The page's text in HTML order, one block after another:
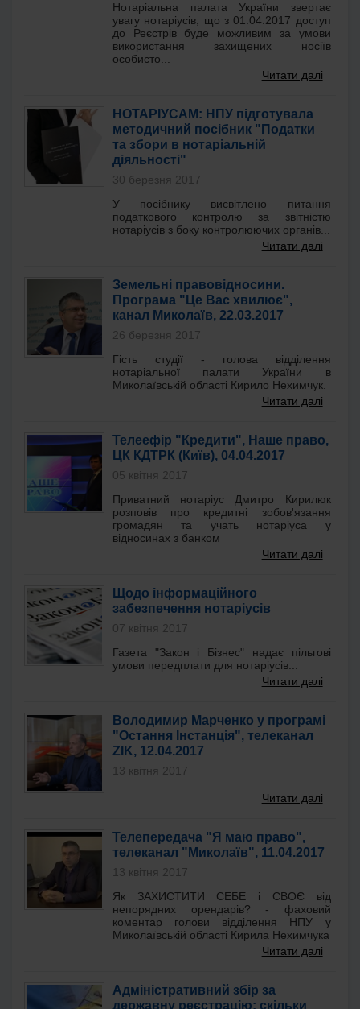
Нотаріальна палата України звертає
увагу нотаріусів, що з 01.04.2017 доступ
до Реєстрів буде можливим за умови
використання захищених носіїв
особисто...
Читати далі
НОТАРІУСАМ: НПУ підготувала
методичний посібник "Податки
та збори в нотаріальній
діяльності"
30 березня 2017
У посібнику висвітлено питання
податкового контролю за звітністю
нотаріусів з боку контролюючих органів...
Читати далі
Земельні правовідносини.
Програма "Це Вас хвилює",
канал Миколаїв, 22.03.2017
26 березня 2017
Гість студії - голова відділення
нотаріальної палати України в
Миколаївській області Кирило Нехимчук.
Читати далі
Телеефір "Кредити", Наше право,
ЦК КДТРК (Київ), 04.04.2017
05 квітня 2017
Приватний нотаріус Дмитро Кирилюк
розповів про кредитні зобов'язання
громадян та учать нотаріуса у
відносинах з банком
Читати далі
Щодо інформаційного
забезпечення нотаріусів
07 квітня 2017
Газета "Закон і Бізнес" надає пільгові
умови передплати для нотаріусів...
Читати далі
Володимир Марченко у програмі
"Остання Інстанція", телеканал
ZIK, 12.04.2017
13 квітня 2017
Читати далі
Телепередача "Я маю право",
телеканал "Миколаїв", 11.04.2017
13 квітня 2017
Як ЗАХИСТИТИ СЕБЕ і СВОЄ від
непорядних орендарів? - фаховий
коментар голови відділення НПУ у
Миколаївській області Кирила Нехимчука
Читати далі
Адміністративний збір за
державну реєстрацію: скільки